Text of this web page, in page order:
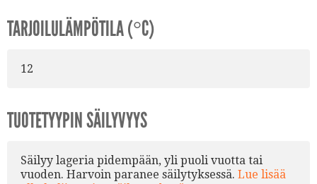
TARJOILULÄMPÖTILA (°C)
12
TUOTETYYPIN SÄILYVYYS
Säilyy lageria pidempään, yli puoli vuotta tai
vuoden. Harvoin paranee säilytyksessä. Lue lisää